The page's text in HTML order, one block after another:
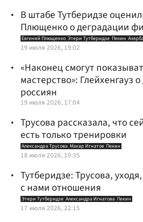
В штабе Тутберидзе
Плющенко о деградации
Евгений Плющенко Этери Тутберидзе Пекин
19 июля 2026, 19:02
«Наконец смогут
мастерство»: Глейхенгауз
россиян
19 июля 2026, 17:04
Трусова рассказала, что
есть только тренировки
Александра Трусова Макар Игнатов Пекин
18 июля 2026, 19:35
Тутберидзе: Трусова,
с нами отношения
Этери Тутберидзе Александра Игнатова Пекин
17 июля 2026, 22:15